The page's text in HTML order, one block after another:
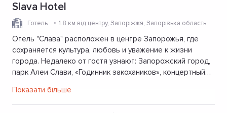
Slava Hotel
Готель 1.8 км від центру, Запоріжжя, Запорізька область
Отель "Слава" расположен в центре Запорожья, где
сохраняется культура, любовь и уважение к жизни
города. Недалеко от гостя узнают: Запорожский город,
парк Алеи Слави, «Годинник закохаников», концертный
номерной фонд — 52 номера разных категорий. Серед
дополнительные услуги: конференц-сервис, ресторан,
Показати більше